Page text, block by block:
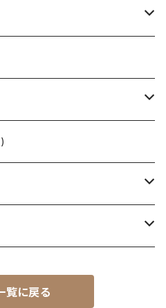
覧に戻る